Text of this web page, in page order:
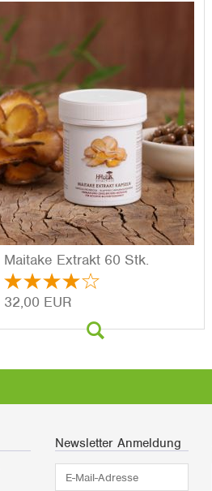
Mai­ta­ke Ex­trakt 60 Stk.
32,00 EUR
Newsletter Anmeldung